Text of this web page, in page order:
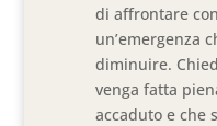
di affrontare
un’emergenza
diminuire.
venga fatta
accaduto e che